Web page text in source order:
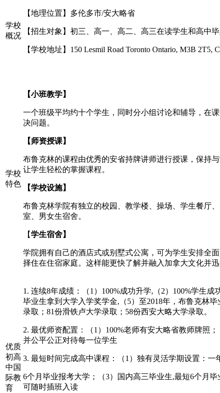
学校
概况
【地理位置 】 多伦多市/安大略省
【招生对象 】 初三、高一、高二、高三在读学生和高中
【学校地址 】 150 Lesmil Road Toronto Ontario, M3B 2T5,
学校
特色
【小班教学】
一个班级平均约十个学生，同时分小组讨论和辅导，在
决问题。
【师资授课】
布鲁克林的课程由优秀的安省持牌讲师进行授课，保持
让学生轻松的掌握课程。
【学校设施】
布鲁克林学院有独立的校园、教学楼、操场、学生餐厅、
室、男女生宿舍。
【学生宿舍】
学院拥有自己的酒店式或别墅式公寓，可为学生安排全
择住在住宿家庭。这样能更快了解并融入加拿大文化并
优质
初高
中国
际教
育
1. 连续8年成绩：（1）100%成功升学,（2）100%学生
毕业生拿到大学入学奖学金,（5）至2018年，布鲁克林
录取；81份滑铁卢大学录取；58份西安大略大学录取。
2. 最优师资配置：（1）100%老师有安大略省教师牌照
并公平公正对待每一位学生
3. 最短时间完成高中课程：（1）独有灵活学期设置：
6个月毕业报考大学；（3）国内高三毕业生,最短6个月
可随时插班入读